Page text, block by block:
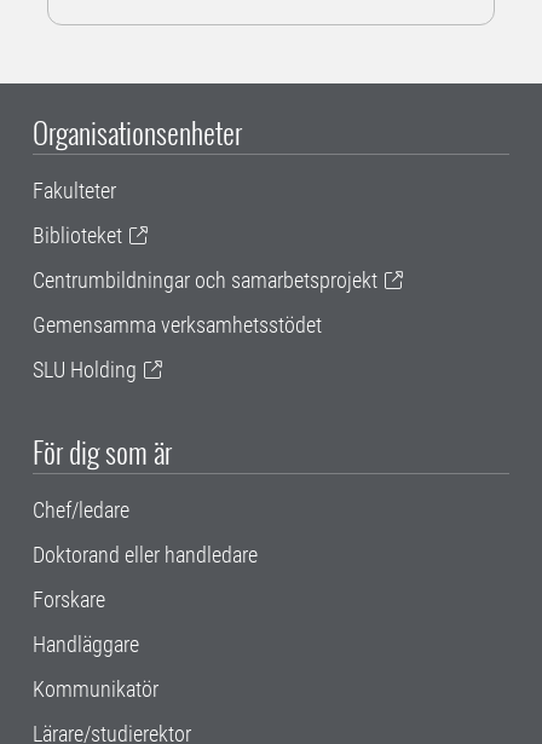
Organisationsenheter
Fakulteter
Biblioteket
Centrumbildningar och samarbetsprojekt
Gemensamma verksamhetsstödet
SLU Holding
För dig som är
Chef/ledare
Doktorand eller handledare
Forskare
Handläggare
Kommunikatör
Lärare/studierektor